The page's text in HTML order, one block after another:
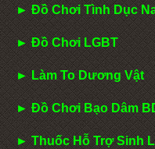
► Đồ Chơi Tình Dục
► Đồ Chơi LGBT
► Làm To Dương Vật
► Đồ Chơi Bạo Dâm
► Thuốc Hỗ Trợ Sinh